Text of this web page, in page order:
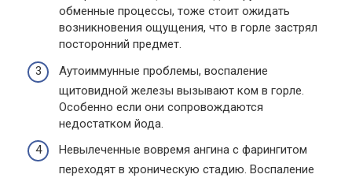
обменные процессы, тоже стоит ожидать
возникновения ощущения, что в горле застрял
посторонний предмет.
Аутоиммунные проблемы, воспаление
щитовидной железы вызывают ком в горле.
Особенно если они сопровождаются
недостатком йода.
Невылеченные вовремя ангина с фарингитом
переходят в хроническую стадию. Воспаление